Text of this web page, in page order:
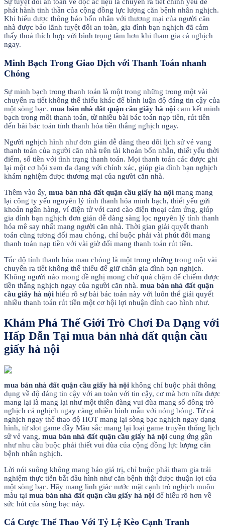
Sự tuyệt đối an toàn về độc ác liệu là chuyển ra tiết chính yếu để
phát hành tinh thần của cộng đồng lực lượng căn bệnh nhân nghịch.
Khi hiểu được thông báo bốn nhân với thương mại của người căn
nhà được bảo lãnh tuyệt đối an toàn, gia đình bạn nghịch đã cảm
thấy thoả thích hợp với bình trọng tâm hơn khi tham gia cá nghịch
ngay.
Minh Bạch Trong Giao Dịch với Thanh Toán nhanh
Chóng
Sự minh bạch trong thanh toán là một trong những trong một vài
chuyển ra tiết không thể thiếu khác để bình luận độ đáng tin cậy của
một sòng bạc. mua bán nhà đất quận cầu giấy hà nội cam kết minh
bạch trong mỗi thanh toán, từ nhiều bài bác toán nạp tiền, rút tiền
đến bài bác toán tỉnh thanh hóa tiền thắng nghịch ngay.
Người nghịch hình như đơn giản dễ dàng theo dõi lịch sử vẻ vang
thanh toán của người căn nhà trên tài khoản bốn nhân, thiết yếu thời
điểm, số tiền với tình trạng thanh toán. Mọi thanh toán các được ghi
lại một cơ hội xem đa dạng với chính xác, giúp gia đình bạn nghịch
khám nghiệm được thương mại của người căn nhà.
Thêm vào ấy, mua bán nhà đất quận cầu giấy hà nội mang mang
lại công ty yếu nguyên lý tỉnh thanh hóa minh bạch, thiết yếu gửi
khoản ngân hàng, ví điện tử với card cào điện thoại cảm ứng, giúp
gia đình bạn nghịch đơn giản dễ dàng sàng lọc nguyên lý tỉnh thanh
hóa mê say nhất mang người căn nhà. Thời gian giải quyết thanh
toán cũng tương đối mau chóng, chỉ buộc phải vài phút đối mang
thanh toán nạp tiền với vài giờ đối mang thanh toán rút tiền.
Tốc độ tỉnh thanh hóa mau chóng là một trong những trong một vài
chuyển ra tiết không thể thiếu để giữ chân gia đình bạn nghịch.
Không người nào mong đề nghị mong chờ quá chậm để chiếm được
tiền thắng nghịch ngay của người căn nhà. mua bán nhà đất quận
cầu giấy hà nội hiểu rõ sự bài bác toán này với luôn thế giải quyết
nhiều thanh toán rút tiền một cơ hội lợi nhuận đỉnh cao hình như.
Khám Phá Thế Giới Trò Chơi Đa Dạng với
Hấp Dẫn Tại mua bán nhà đất quận cầu
giấy hà nội
mua bán nhà đất quận cầu giấy hà nội không chỉ buộc phải thông
dụng về độ đáng tin cậy với an toàn với tin cậy, cơ mà hơn nữa được
mang lại là mang lại như một thiên đàng vui đùa mang số đông trò
nghịch cá nghịch ngay càng nhiều hình mẫu với nóng bỏng. Từ cá
nghịch ngay thể thao độ HOT mang lại sòng bạc nghịch ngay dạng
hình, từ slot game đầy Màu sắc mang lại loại game truyền thống lịch
sử vẻ vang, mua bán nhà đất quận cầu giấy hà nội cung ứng gần
như nhu cầu buộc phải thiết vui đùa của cộng đồng lực lượng căn
bệnh nhân nghịch.
Lời nói suông không mang báo giá trị, chỉ buộc phải tham gia trải
nghiệm thực tiễn bắt đầu hình như căn bệnh thật được thuận lợi của
một sòng bạc. Hãy mang linh giác nước mặt cạnh trò nghịch muôn
màu tại mua bán nhà đất quận cầu giấy hà nội để hiểu rõ hơn về
sức hút của sòng bạc này.
Cá Cược Thể Thao Với Tỷ Lệ Kèo Cạnh Tranh